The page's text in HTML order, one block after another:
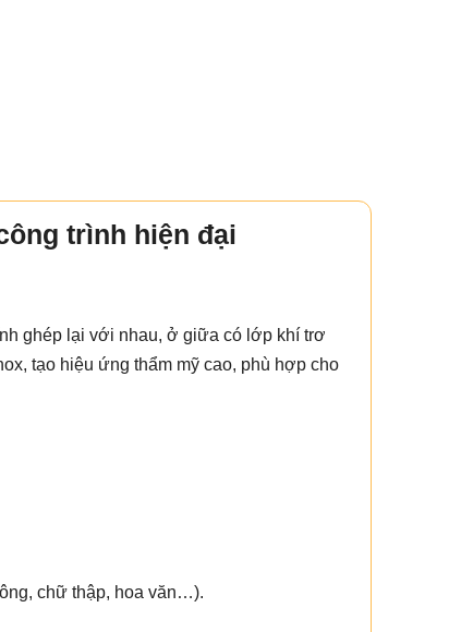
trình hiện đại
ghép lại với nhau, ở giữa có lớp khí trơ
tạo hiệu ứng thẩm mỹ cao, phù hợp cho
chữ thập, hoa văn…).